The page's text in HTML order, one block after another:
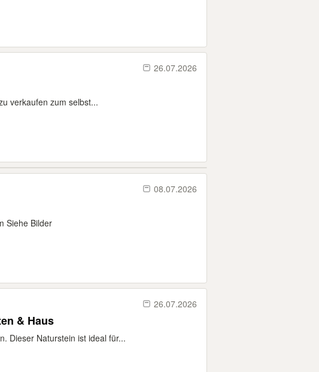
26.07.2026
verkaufen zum selbst...
08.07.2026
Siehe Bilder
26.07.2026
& Haus
Dieser Naturstein ist ideal für...